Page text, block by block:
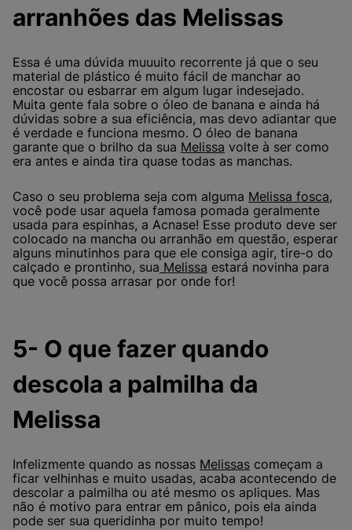
arranhões das Melissas
Essa é uma dúvida muuuito recorrente já que o seu
material de plástico é muito fácil de manchar ao
encostar ou esbarrar em algum lugar indesejado.
Muita gente fala sobre o óleo de banana e ainda há
dúvidas sobre a sua eficiência, mas devo adiantar que
é verdade e funciona mesmo. O óleo de banana
garante que o brilho da sua Melissa volte à ser como
era antes e ainda tira quase todas as manchas.
Caso o seu problema seja com alguma Melissa fosca,
você pode usar aquela famosa pomada geralmente
usada para espinhas, a Acnase! Esse produto deve ser
colocado na mancha ou arranhão em questão, esperar
alguns minutinhos para que ele consiga agir, tire-o do
calçado e prontinho, sua Melissa estará novinha para
que você possa arrasar por onde for!
5- O que fazer quando
descola a palmilha da
Melissa
Infelizmente quando as nossas Melissas começam a
ficar velhinhas e muito usadas, acaba acontecendo de
descolar a palmilha ou até mesmo os apliques. Mas
não é motivo para entrar em pânico, pois ela ainda
pode ser sua queridinha por muito tempo!